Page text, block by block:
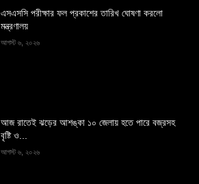
এসএসসি পরীক্ষার ফল প্রকাশের তারিখ ঘোষণা করলো
মন্ত্রণালয়
আগস্ট ৬, ২০২৬
আজ রাতেই ঝড়ের আশঙ্কা ১০ জেলায় হতে পারে বজ্রসহ
বৃষ্টি ও...
আগস্ট ৬, ২০২৬